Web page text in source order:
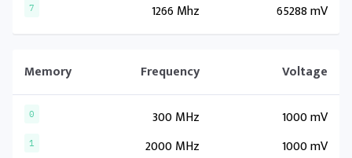
7 1266 Mhz 65288 mV
Memory Frequency Voltage
0 300 MHz 1000 mV
1 2000 MHz 1000 mV